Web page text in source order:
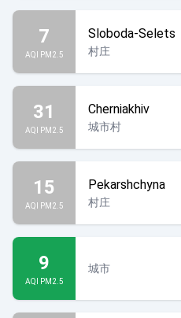
7
AQI PM2.5
Sloboda-Selets
村庄
31
AQI PM2.5
Cherniakhiv
城市村
15
AQI PM2.5
Pekarshchyna
村庄
9
AQI PM2.5
城市